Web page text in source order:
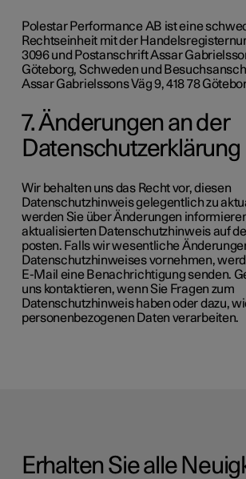
Polestar Performance AB ist eine
Rechtseinheit mit der
3096 und Postanschrift Assar
Göteborg, Schweden und
Assar Gabrielssons Väg 9, 418 78
7. Änderungen an der
Datenschutzerklärung
Wir behalten uns das Recht vor, diesen
Datenschutzhinweis gelegentlich zu
werden Sie über Änderungen
aktualisierten Datenschutzhinweis auf
posten. Falls wir wesentliche
Datenschutzhinweises vornehmen,
E-Mail eine Benachrichtigung senden.
uns kontaktieren, wenn Sie Fragen zum
Datenschutzhinweis haben oder dazu,
personenbezogenen Daten verarbeiten.
Erhalten Sie alle